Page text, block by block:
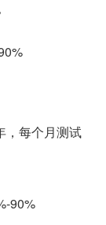
，每个月测试
90%